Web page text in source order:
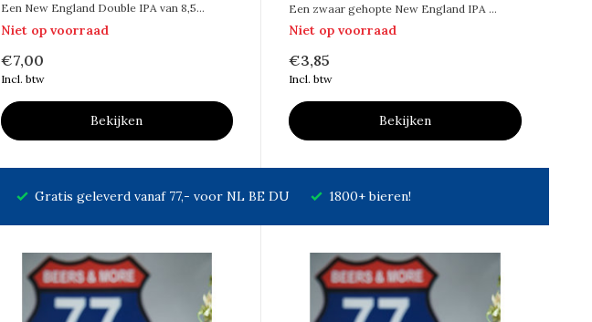
Een New England Double IPA van 8,5...
Niet op voorraad
€7,00
Incl. btw
Bekijken
Een zwaar gehopte New England IPA ...
Niet op voorraad
€3,85
Incl. btw
Bekijken
Gratis geleverd vanaf 77,- voor NL BE DU 1800+ bieren!